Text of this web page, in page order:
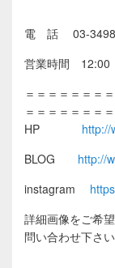
電 話 03-
営業時間 12:00
＝＝＝＝＝＝＝
＝＝＝＝＝＝＝
HP
http://
BLOG http://
instagram
詳細画像をご希
問い合わせ下さい